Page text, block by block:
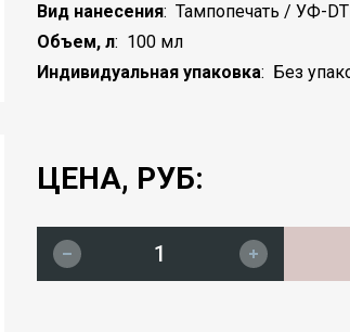
Вид нанесения: Тампопечать / УФ-
Объем, л: 100 мл
Индивидуальная упаковка: Без
ЦЕНА, РУБ: